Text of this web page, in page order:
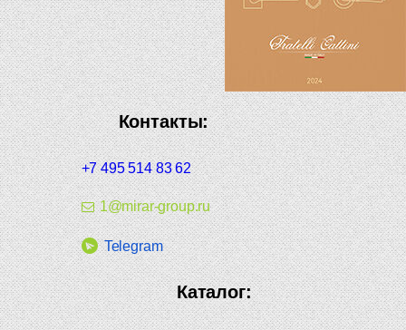
Контакты:
+7 495 514 83 62
1@mirar-group.ru
Telegram
Каталог: